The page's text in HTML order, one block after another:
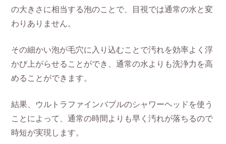
の大きさに相当する泡のことで、目視では通常の水と変
わりありません。
その細かい泡が毛穴に入り込むことで汚れを効率よく浮
かび上がらせることができ、通常の水よりも洗浄力を高
めることができます。
結果、ウルトラファインバブルのシャワーヘッドを使う
ことによって、通常の時間よりも早く汚れが落ちるので
時短が実現します。